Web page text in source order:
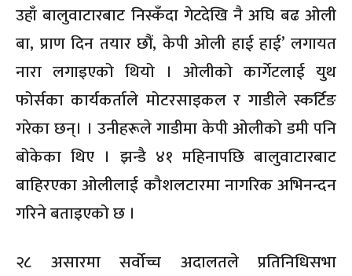
उहाँ बालुवाटारबाट निस्कँदा गेटदेखि नै अघि बढ ओली
बा, प्राण दिन तयार छौं, केपी ओली हाई हाई’ लगायत
नारा लगाइएको थियो । ओलीको कार्गेटलाई युथ
फोर्सका कार्यकर्ताले मोटरसाइकल र गाडीले स्कर्टिङ
गरेका छन्। । उनीहरूले गाडीमा केपी ओलीको डमी पनि
बोकेका थिए । झन्डै ४१ महिनापछि बालुवाटारबाट
बाहिरएका ओलीलाई कौशलटारमा नागरिक अभिनन्दन
गरिने बताइएको छ ।
२८ असारमा सर्वोच्च अदालतले प्रतिनिधिसभा